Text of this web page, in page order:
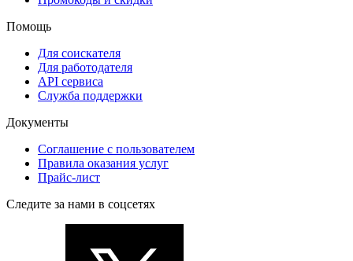
Помощь
Для соискателя
Для работодателя
API сервиса
Служба поддержки
Документы
Соглашение с пользователем
Правила оказания услуг
Прайс-лист
Следите за нами в соцсетях